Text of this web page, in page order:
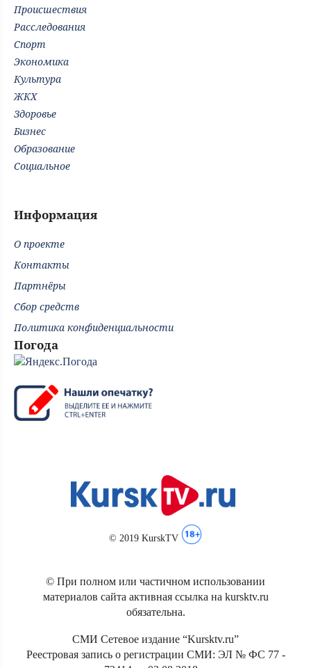
Происшествия
Расследования
Спорт
Экономика
Культура
ЖКХ
Здоровье
Бизнес
Образование
Социальное
Информация
О проекте
Контакты
Партнёры
Сбор средств
Политика конфиденциальности
Погода
© 2019 KurskTV
© При полном или частичном использовании
материалов сайта активная ссылка на kursktv.ru
обязательна.
СМИ Сетевое издание “Kursktv.ru”
Реестровая запись о регистрации СМИ: ЭЛ № ФС 77 -